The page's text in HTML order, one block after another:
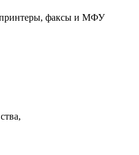
факсы и МФУ